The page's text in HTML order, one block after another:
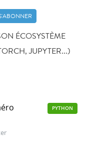
ÉCOSYSTÈME
JUPYTER...)
PYTHON